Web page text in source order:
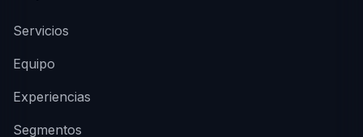
Servicios
Equipo
Experiencias
Segmentos